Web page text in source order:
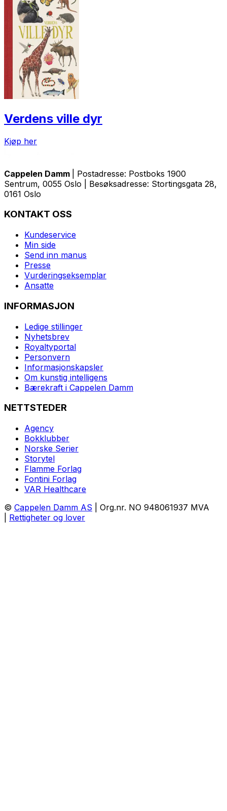
Verdens ville dyr
Kjøp her
Cappelen Damm
| Postadresse: Postboks 1900
Sentrum, 0055 Oslo | Besøksadresse: Stortingsgata 28,
0161 Oslo
KONTAKT OSS
Kundeservice
Min side
Send inn manus
Presse
Vurderingseksemplar
Ansatte
INFORMASJON
Ledige stillinger
Nyhetsbrev
Royaltyportal
Personvern
Informasjonskapsler
Om kunstig intelligens
Bærekraft i Cappelen Damm
NETTSTEDER
Agency
Bokklubber
Norske Serier
Storytel
Flamme Forlag
Fontini Forlag
VAR Healthcare
© Cappelen Damm AS | Org.nr. NO 948061937 MVA
Rettigheter og lover